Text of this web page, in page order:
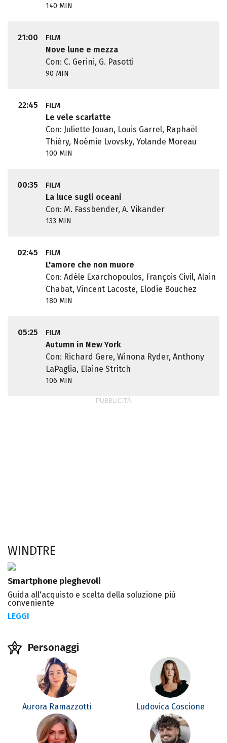
140 MIN
21:00 FILM
Nove lune e mezza
Con: C. Gerini, G. Pasotti
90 MIN
22:45 FILM
Le vele scarlatte
Con: Juliette Jouan, Louis Garrel, Raphaël
Thiéry, Noémie Lvovsky, Yolande Moreau
100 MIN
00:35 FILM
La luce sugli oceani
Con: M. Fassbender, A. Vikander
133 MIN
02:45 FILM
L'amore che non muore
Con: Adèle Exarchopoulos, François Civil, Alain
Chabat, Vincent Lacoste, Elodie Bouchez
180 MIN
05:25 FILM
Autumn in New York
Con: Richard Gere, Winona Ryder, Anthony
LaPaglia, Elaine Stritch
106 MIN
WINDTRE
Smartphone pieghevoli
Guida all'acquisto e scelta della soluzione più
conveniente
LEGGI
Personaggi
Aurora Ramazzotti Ludovica Coscione